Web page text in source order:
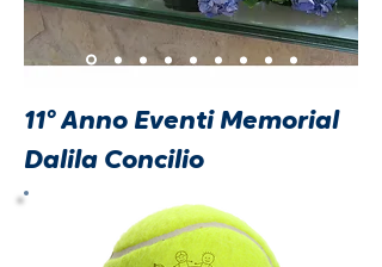
11° Anno Eventi Memorial
Dalila Concilio